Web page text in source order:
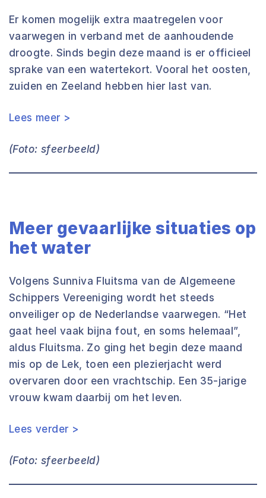
Er komen mogelijk extra maatregelen voor
vaarwegen in verband met de aanhoudende
droogte. Sinds begin deze maand is er officieel
sprake van een watertekort. Vooral het oosten,
zuiden en Zeeland hebben hier last van.
Lees meer >
(Foto: sfeerbeeld)
Meer gevaarlijke situaties op
het water
Volgens Sunniva Fluitsma van de Algemeene
Schippers Vereeniging wordt het steeds
onveiliger op de Nederlandse vaarwegen. “Het
gaat heel vaak bijna fout, en soms helemaal”,
aldus Fluitsma. Zo ging het begin deze maand
mis op de Lek, toen een plezierjacht werd
overvaren door een vrachtschip. Een 35-jarige
vrouw kwam daarbij om het leven.
Lees verder >
(Foto: sfeerbeeld)